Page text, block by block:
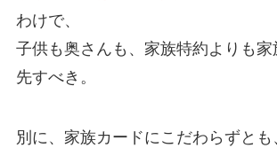
わけで、
子供も奥さんも、家族特約よりも家
先すべき。
別に、家族カードにこだわらずとも